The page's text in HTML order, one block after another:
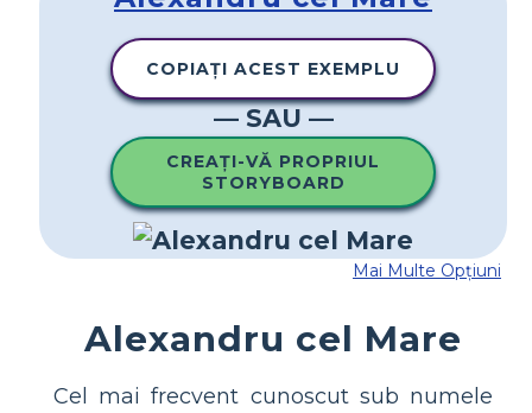
COPIAȚI ACEST EXEMPLU
— SAU —
CREAȚI-VĂ PROPRIUL
STORYBOARD
Mai Multe Opțiuni
Alexandru cel Mare
Cel mai frecvent cunoscut sub numele